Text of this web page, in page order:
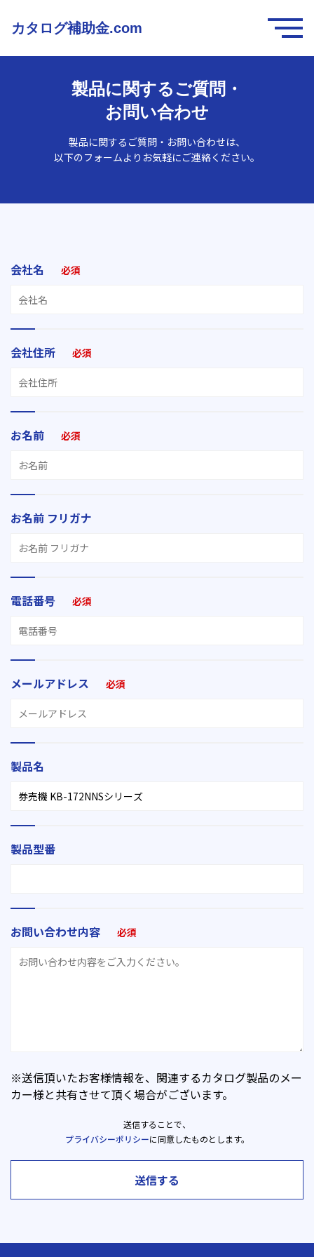
カタログ補助金.com
製品に関するご質問・
お問い合わせ
製品に関するご質問・お問い合わせは、
以下のフォームよりお気軽にご連絡ください。
会社名 必須
会社住所 必須
お名前 必須
お名前 フリガナ
電話番号 必須
メールアドレス 必須
製品名
製品型番
お問い合わせ内容 必須
※送信頂いたお客様情報を、関連するカタログ製品のメー
カー様と共有させて頂く場合がございます。
送信することで、
プライバシーポリシーに同意したものとします。
送信する